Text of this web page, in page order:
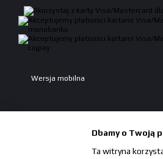
Wersja mobilna
Dbamy o Twoją
Ta witryna